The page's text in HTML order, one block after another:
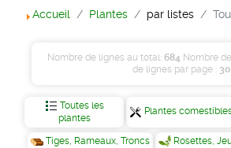
Accueil Plantes par listes
Nombre de lignes au total: 684Nombre
de lignes par page : 30
Toutes les
plantes
Plantes
Tiges, Rameaux, Troncs Rosettes,